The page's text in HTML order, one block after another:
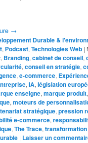
→
Durable &
, Podcast,Technologies Web |
, Branding,cabinet de conseil,
,conseil en stratégie,
,e-commerce,
,IA,législation
enseigne,marque produit
,moteurs de
stratégique,pression
e-commerce,
,The Trace,
| Laisser un